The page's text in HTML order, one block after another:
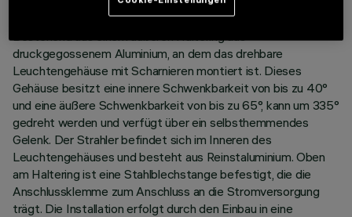
Einbauleuchte aus Aluminiumdruckguss und Thermoplast.
Bestehend aus einem äußeren Haltering aus
druckgegossenem Aluminium, an dem das drehbare
Leuchtengehäuse mit Scharnieren montiert ist. Dieses
Gehäuse besitzt eine innere Schwenkbarkeit von bis zu 40°
und eine äußere Schwenkbarkeit von bis zu 65°, kann um 335°
gedreht werden und verfügt über ein selbsthemmendes
Gelenk. Der Strahler befindet sich im Inneren des
Leuchtengehäuses und besteht aus Reinstaluminium. Oben
am Haltering ist eine Stahlblechstange befestigt, die die
Anschlussklemme zum Anschluss an die Stromversorgung
trägt. Die Installation erfolgt durch den Einbau in eine